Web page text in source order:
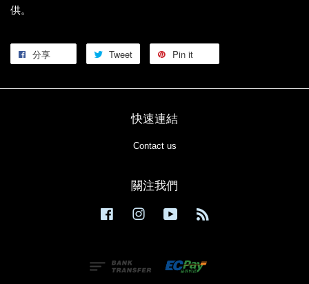
供。
分享 Tweet Pin it
快速連結
Contact us
關注我們
Facebook Instagram YouTube